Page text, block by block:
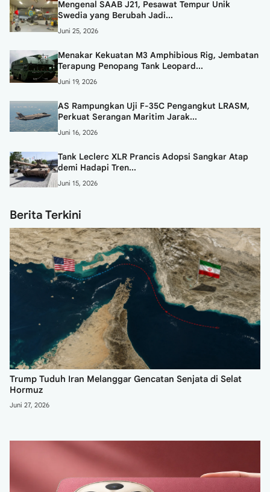
Mengenal SAAB J21, Pesawat Tempur Unik
Swedia yang Berubah Jadi...
Juni 25, 2026
Menakar Kekuatan M3 Amphibious Rig, Jembatan
Terapung Penopang Tank Leopard...
Juni 19, 2026
AS Rampungkan Uji F-35C Pengangkut LRASM,
Perkuat Serangan Maritim Jarak...
Juni 16, 2026
Tank Leclerc XLR Prancis Adopsi Sangkar Atap
demi Hadapi Tren...
Juni 15, 2026
Berita Terkini
Trump Tuduh Iran Melanggar Gencatan Senjata di Selat
Hormuz
Juni 27, 2026